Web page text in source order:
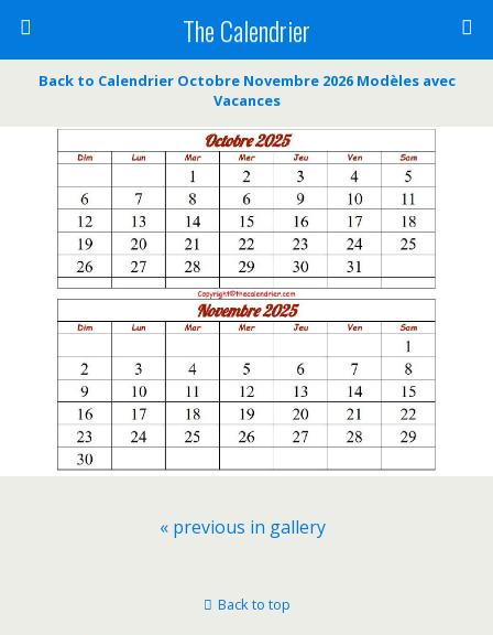
The Calendrier
Back to Calendrier Octobre Novembre 2026 Modèles avec
Vacances
« previous in gallery
Back to top